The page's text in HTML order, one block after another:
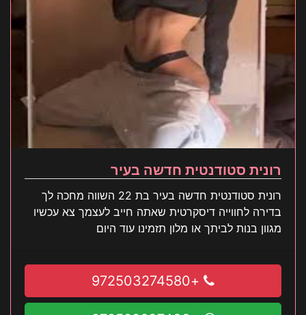
רונית סטודנטית חדשה בעיר
רונית סטודנטית חדשה בעיר בת 22 השווה מחכה לך
בדירה לחווייה דיסקרטית שאתה חייב לעצמך צא עכשיו
מגוון בנות לביתך או מלון תזמינו עוד היום
+972503274580